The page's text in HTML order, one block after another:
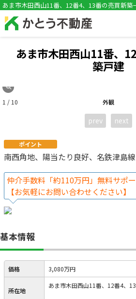
!DOCTYPE html>
あま市木田西山11番、12番4、13番の売買新
（3LDK・木田駅徒歩6分）[11121]
あま市木田西山11番、
築戸建
外観
1 / 10
prev next
ポイント
南西角地、陽当たり良好、名鉄津島
仲介手数料「約110万円」無料サポ
【お気軽にお問い合わせください】
基本情報
価格 3,080万円
所在地
あま市木田西山11番、12番4、